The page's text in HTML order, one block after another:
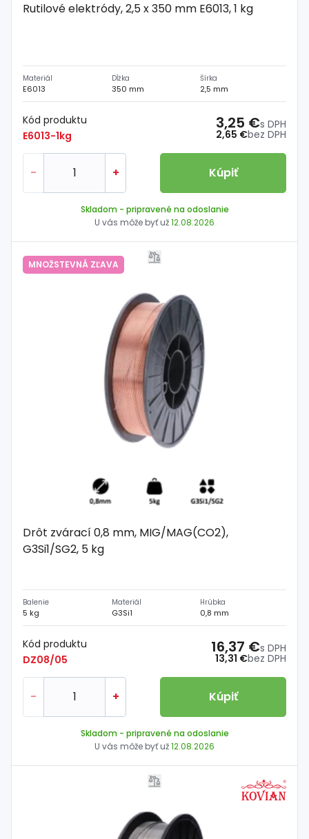
Rutilové elektródy, 2,5 x 350 mm E6013, 1 kg
Materiál
E6013
Dĺžka
350 mm
Šírka
2,5 mm
Kód produktu
E6013-1kg
2,65 €bez DPH
3,25 €s DPH
- + Kúpiť
Skladom - pripravené na odoslanie
U vás môže byť už12.08.2026
MNOŽSTEVNÁ ZĽAVA
Drôt zvárací 0,8 mm, MIG/MAG(CO2),
G3Si1/SG2, 5 kg
Balenie
5 kg
Materiál
G3Si1
Hrúbka
0,8 mm
Kód produktu
DZ08/05
13,31 €bez DPH
16,37 €s DPH
- + Kúpiť
Skladom - pripravené na odoslanie
U vás môže byť už12.08.2026